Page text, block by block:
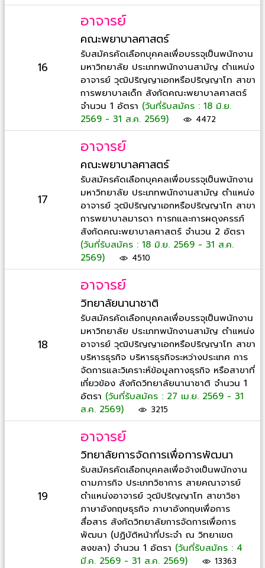
16
อาจารย์
คณะพยาบาลศาสตร์
รับสมัครคัดเลือกบุคคลเพื่อบรรจุเป็นพนักงาน
มหาวิทยาลัย ประเภทพนักงานสามัญ ตำแหน่ง
อาจารย์ วุฒิปริญญาเอกหรือปริญญาโท สาขา
การพยาบาลเด็ก สังกัดคณะพยาบาลศาสตร์
จำนวน 1 อัตรา (วันที่รับสมัคร : 18 มิ.ย.
2569 - 31 ส.ค. 2569)
4472
17
อาจารย์
คณะพยาบาลศาสตร์
รับสมัครคัดเลือกบุคคลเพื่อบรรจุเป็นพนักงาน
มหาวิทยาลัย ประเภทพนักงานสามัญ ตำแหน่ง
อาจารย์ วุฒิปริญญาเอกหรือปริญญาโท สาขา
การพยาบาลมารดา ทารกและการผดุงครรภ์
สังกัดคณะพยาบาลศาสตร์ จำนวน 2 อัตรา
(วันที่รับสมัคร : 18 มิ.ย. 2569 - 31 ส.ค.
2569)
4510
18
อาจารย์
วิทยาลัยนานาชาติ
รับสมัครคัดเลือกบุคคลเพื่อบรรจุเป็นพนักงาน
มหาวิทยาลัย ประเภทพนักงานสามัญ ตำแหน่ง
อาจารย์ วุฒิปริญญาเอกหรือปริญญาโท สาขา
บริหารธุรกิจ บริหารธุรกิจระหว่างประเทศ การ
จัดการและวิเคราะห์ข้อมูลทางธุรกิจ หรือสาขาที่
เกี่ยวข้อง สังกัดวิทยาลัยนานาชาติ จำนวน 1
อัตรา (วันที่รับสมัคร : 27 เม.ย. 2569 - 31
ส.ค. 2569)
3215
19
อาจารย์
วิทยาลัยการจัดการเพื่อการพัฒนา
รับสมัครคัดเลือกบุคคลเพื่อจ้างเป็นพนักงาน
ตามภารกิจ ประเภทวิชาการ สายคณาจารย์
ตำแหน่งอาจารย์ วุฒิปริญญาโท สาขาวิชา
ภาษาอังกฤษธุรกิจ ภาษาอังกฤษเพื่อการ
สื่อสาร สังกัดวิทยาลัยการจัดการเพื่อการ
พัฒนา (ปฏิบัติหน้าที่ประจำ ณ วิทยาเขต
สงขลา) จำนวน 1 อัตรา (วันที่รับสมัคร : 4
มี.ค. 2569 - 31 ส.ค. 2569)
13363